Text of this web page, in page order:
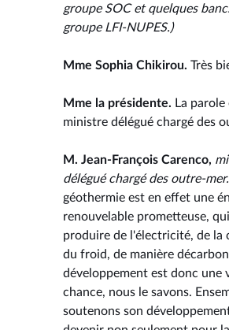
groupe SOC et quelques
groupe LFI-NUPES.)
Mme Sophia Chikirou. Très
Mme la présidente. La parole
ministre délégué chargé des
M. Jean-François Carenco,
délégué chargé des outre-mer.
géothermie est en effet une
renouvelable prometteuse,
produire de l'électricité, de la
du froid, de manière
développement est donc une
chance, nous le savons.
soutenons son